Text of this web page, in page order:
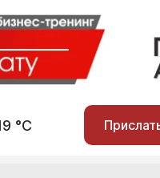
°С